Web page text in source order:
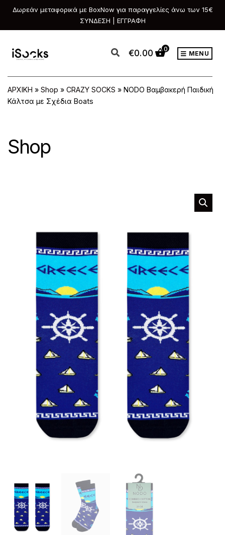
Δωρεάν μεταφορικά με BoxNow για παραγγελίες άνω των 15€
ΣΥΝΔΕΣΗ | ΕΓΓΡΑΦΗ
€0.00 0
MENU
ΑΡΧΙΚΗ » Shop » CRAZY SOCKS » NODO Βαμβακερή Παιδική
Κάλτσα με Σχέδια Boats
Shop